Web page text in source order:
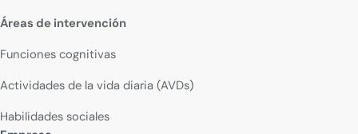
Áreas de intervención
Funciones cognitivas
Actividades de la vida diaria (AVDs)
Habilidades sociales